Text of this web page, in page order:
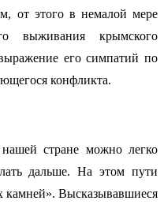
от этого в немалой мере
выживания крымского
его симпатий по
конфликта.
стране можно легко
дальше. На этом пути
камней». Высказывавшиеся